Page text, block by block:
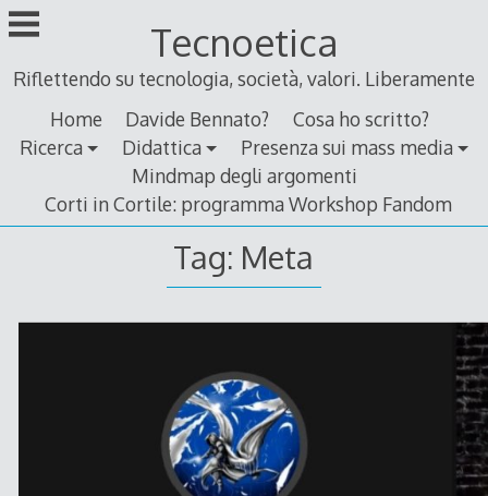
Skip
to
Tecnoetica
Riflettendo su tecnologia, società, valori. Liberamente
Home
Davide Bennato?
Cosa ho scritto?
Ricerca
Didattica
Presenza sui mass media
Mindmap degli argomenti
Corti in Cortile: programma Workshop Fandom
Tag: Meta